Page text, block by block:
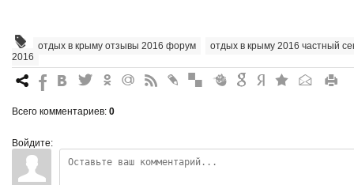
отдых в крыму отзывы 2016 форум
отдых в крыму 2016 частный
2016
7 % 4 3 . + 0 * # " & 6 Q P R
Всего комментариев: 0
Войдите: